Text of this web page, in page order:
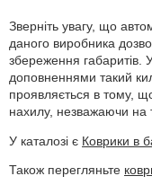
Зверніть увагу, що
даного виробника
збереження габаритів.
доповненнями такий
проявляється в тому,
нахилу, незважаючи на
У каталозі є Коврики в
Також перегляньте